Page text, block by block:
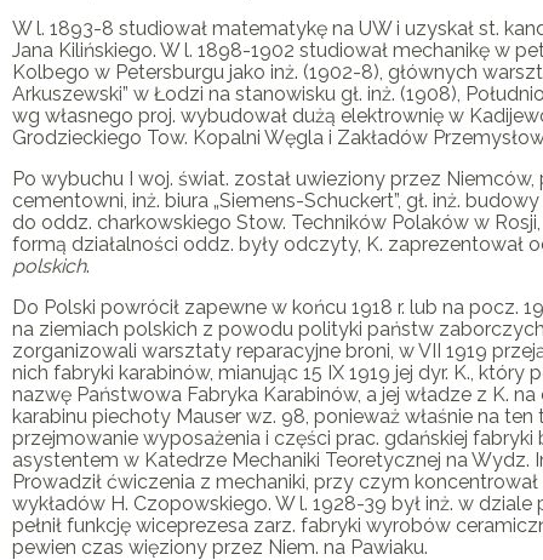
W l. 1893-8 studiował matematykę na UW i uzyskał st.
Jana Kilińskiego. W l. 1898-1902 studiował mechanikę w
Kolbego w Petersburgu jako inż. (1902-8), głównych
Arkuszewski” w Łodzi na stanowisku gł. inż. (1908),
wg własnego proj. wybudował dużą elektrownię w
Grodzieckiego Tow. Kopalni Węgla i Zakładów
Po wybuchu I woj. świat. został uwieziony przez Niemców,
cementowni, inż. biura „Siemens-Schuckert”, gł. inż.
do oddz. charkowskiego Stow. Techników Polaków w
formą działalności oddz. były odczyty, K. zaprezentował
polskich.
Do Polski powrócił zapewne w końcu 1918 r. lub na pocz.
na ziemiach polskich z powodu polityki państw
zorganizowali warsztaty reparacyjne broni, w VII 1919
nich fabryki karabinów, mianując 15 IX 1919 jej dyr. K., który
nazwę Państwowa Fabryka Karabinów, a jej władze z K.
karabinu piechoty Mauser wz. 98, ponieważ właśnie na
przejmowanie wyposażenia i części prac. gdańskiej
asystentem w Katedrze Mechaniki Teoretycznej na Wydz.
Prowadził ćwiczenia z mechaniki, przy czym
wykładów H. Czopowskiego. W l. 1928-39 był inż. w
pełnił funkcję wiceprezesa zarz. fabryki wyrobów
pewien czas więziony przez Niem. na Pawiaku.